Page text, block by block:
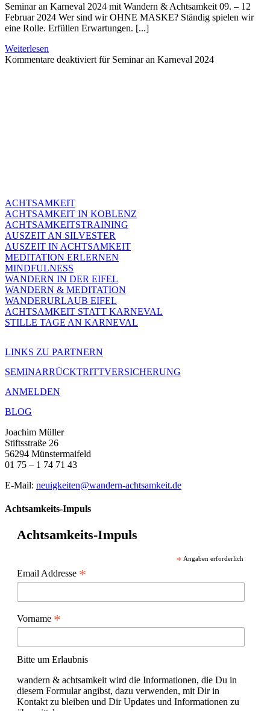
Seminar an Karneval 2024 mit Wandern & Achtsamkeit 09. – 12
Februar 2024 Wer sind wir OHNE MASKE? Ständig spielen wir
eine Rolle. Erfüllen Erwartungen. [...]
Weiterlesen
Kommentare deaktiviert für Seminar an Karneval 2024
ACHTSAMKEIT
ACHTSAMKEIT IN KOBLENZ
ACHTSAMKEITSTRAINING
AUSZEIT AN SILVESTER
AUSZEIT IN ACHTSAMKEIT
MEDITATION ERLERNEN
MINDFULNESS
WANDERN IN DER EIFEL
WANDERN & MEDITATION
WANDERURLAUB EIFEL
ACHTSAMKEIT STATT KARNEVAL
STILLE TAGE AN KARNEVAL
LINKS ZU PARTNERN
SEMINARRÜCKTRITTVERSICHERUNG
ANMELDEN
BLOG
Joachim Müller
Stiftsstraße 26
56294 Münstermaifeld
01 75 – 1 74 71 43
E-Mail: neuigkeiten@wandern-achtsamkeit.de
Achtsamkeits-Impuls
Achtsamkeits-Impuls
* Angaben erforderlich
Email Addresse *
Vorname *
Bitte um Erlaubnis
wandern & achtsamkeit wird die Informationen, die Du in
diesem Formular angibst, dazu verwenden, mit Dir in
Kontakt zu bleiben und Dir Updates und Informationen zu